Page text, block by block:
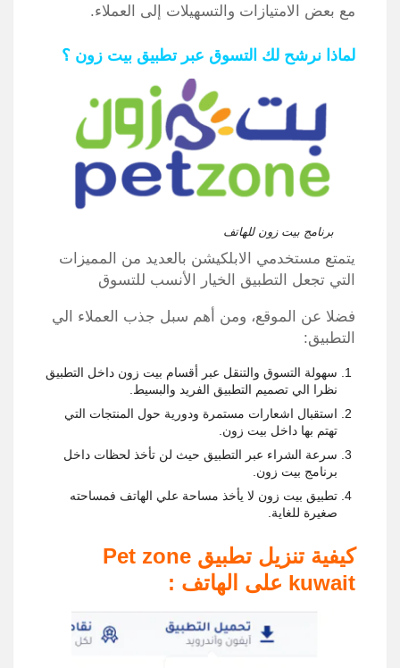
مع بعض الامتيازات والتسهيلات إلى العملاء.
لماذا نرشح لك التسوق عبر تطبيق بيت زون ؟
برنامج بيت زون للهاتف
يتمتع مستخدمي الابلكيشن بالعديد من المميزات
التي تجعل التطبيق الخيار الأنسب للتسوق
فضلا عن الموقع، ومن أهم سبل جذب العملاء الي
التطبيق:
سهولة التسوق والتنقل عبر أقسام بيت زون داخل التطبيق
نظرا الي تصميم التطبيق الفريد والبسيط.
استقبال اشعارات مستمرة ودورية حول المنتجات التي
تهتم بها داخل بيت زون.
سرعة الشراء عبر التطبيق حيث لن تأخذ لحظات داخل
برنامج بيت زون.
تطبيق بيت زون لا يأخذ مساحة علي الهاتف فمساحته
صغيرة للغاية.
كيفية تنزيل تطبيق Pet zone
kuwait على الهاتف :